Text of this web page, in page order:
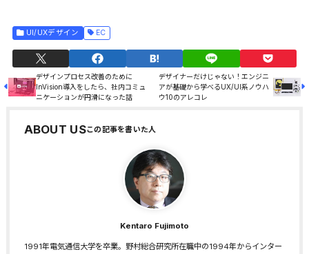
UI/UXデザイン EC
デザインプロセス改善のために
InVision導入をしたら、社内コミュ
ニケーションが円滑になった話
デザイナーだけじゃない！エンジニ
アが基礎から学べるUX/UI系ノウハ
ウ10のアレコレ
ABOUT US
Kentaro Fujimoto
1991年電気通信大学を卒業。野村総合研究所在職中の1994年からインター